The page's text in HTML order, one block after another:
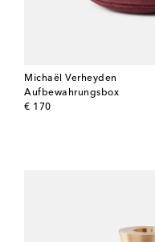
Michaël Verheyden
Aufbewahrungsbox
€ 170
original price